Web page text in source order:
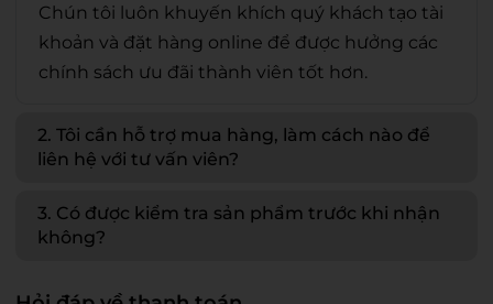
Chún tôi luôn khuyến khích quý khách tạo tài
khoản và đặt hàng online để được hưởng các
chính sách ưu đãi thành viên tốt hơn.
2. Tôi cần hỗ trợ mua hàng, làm cách nào để
liên hệ với tư vấn viên?
3. Có được kiểm tra sản phẩm trước khi nhận
không?